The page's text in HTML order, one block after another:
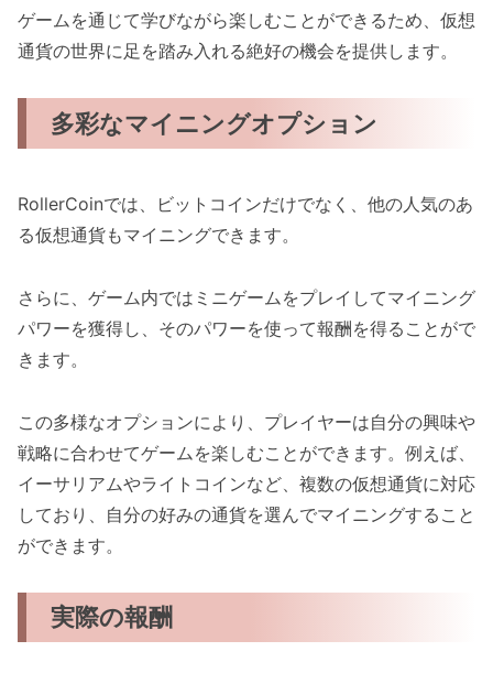
ゲームを通じて学びながら楽しむことができるため、仮想
通貨の世界に足を踏み入れる絶好の機会を提供します。
多彩なマイニングオプション
RollerCoinでは、ビットコインだけでなく、他の人気のあ
る仮想通貨もマイニングできます。
さらに、ゲーム内ではミニゲームをプレイしてマイニング
パワーを獲得し、そのパワーを使って報酬を得ることがで
きます。
この多様なオプションにより、プレイヤーは自分の興味や
戦略に合わせてゲームを楽しむことができます。例えば、
イーサリアムやライトコインなど、複数の仮想通貨に対応
しており、自分の好みの通貨を選んでマイニングすること
ができます。
実際の報酬